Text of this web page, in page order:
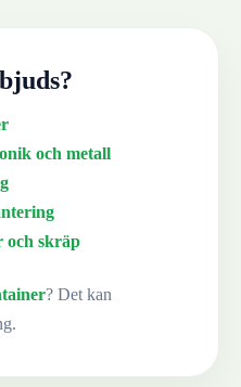
och metall
och skräp
? Det kan